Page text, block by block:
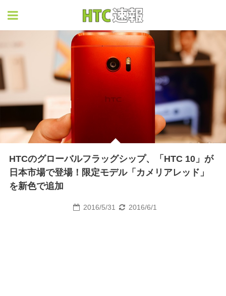
HTCのグローバルフラッグシップ、「HTC 10」が
日本市場で登場！限定モデル「カメリアレッド」
を新色で追加
2016/5/31 2016/6/1